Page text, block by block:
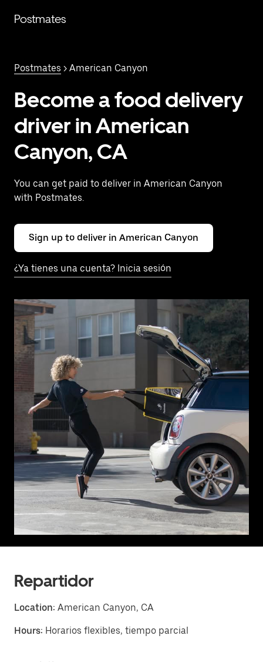
contenido
Postmates
Postmates > American Canyon
Become a food delivery
driver in American
Canyon, CA
You can get paid to deliver in American Canyon
with Postmates.
Sign up to deliver in American Canyon
¿Ya tienes una cuenta? Inicia sesión
Repartidor
Location: American Canyon, CA
Hours: Horarios flexibles, tiempo parcial